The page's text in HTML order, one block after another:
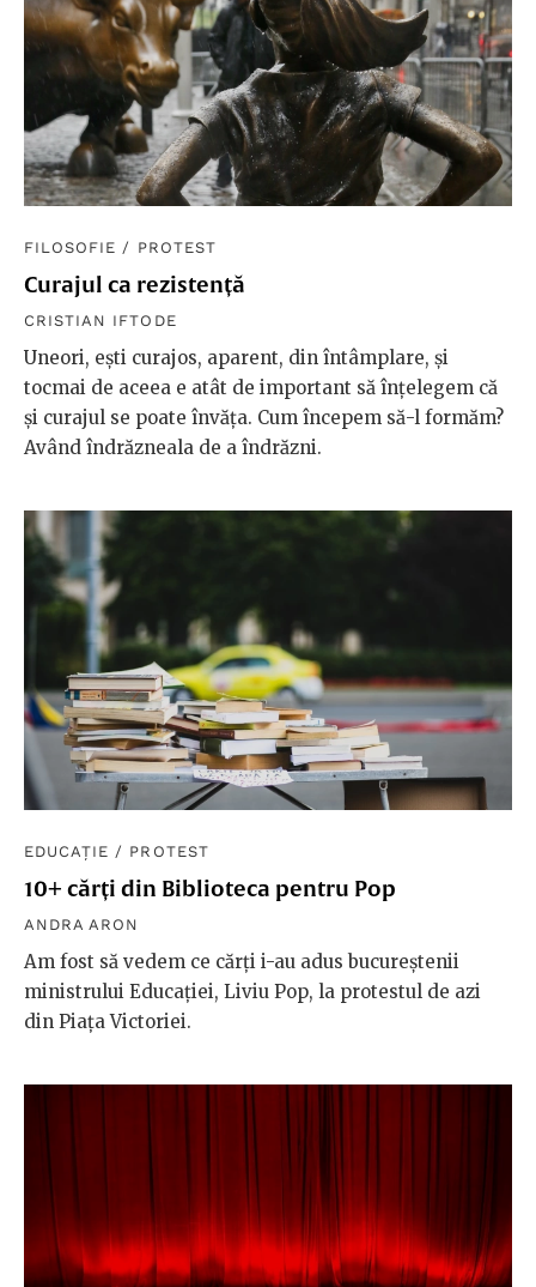
FILOSOFIE / PROTEST
Curajul ca rezistență
CRISTIAN IFTODE
Uneori, eşti curajos, aparent, din întâmplare, și
tocmai de aceea e atât de important să înţelegem că
şi curajul se poate învăţa. Cum începem să-l formăm?
Având îndrăzneala de a îndrăzni.
EDUCAȚIE / PROTEST
10+ cărți din Biblioteca pentru Pop
ANDRA ARON
Am fost să vedem ce cărți i-au adus bucureștenii
ministrului Educației, Liviu Pop, la protestul de azi
din Piața Victoriei.